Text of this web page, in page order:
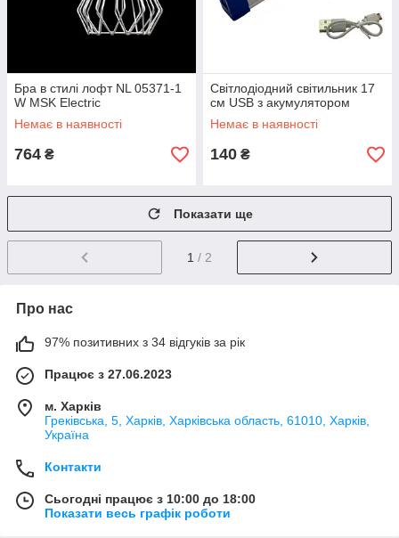
Бра в стилі лофт NL 05371-1
W MSK Electric
Немає в наявності
764 ₴
Світлодіодний світильник 17
см USB з акумулятором
Немає в наявності
140 ₴
Показати ще
1 / 2
Про нас
97% позитивних з 34 відгуків за рік
Працює з 27.06.2023
м. Харків
Греківська, 5, Харків, Харківська область, 61010, Харків,
Україна
Контакти
Сьогодні працює з 10:00 до 18:00
Показати весь графік роботи